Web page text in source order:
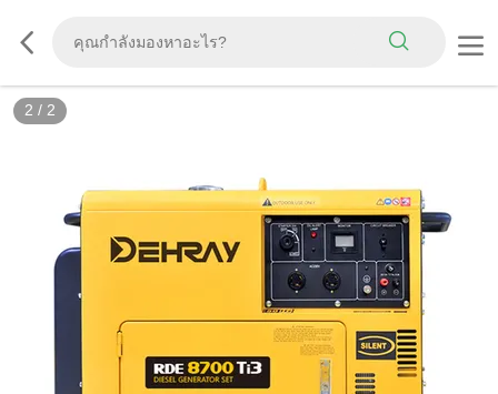
2 / 2